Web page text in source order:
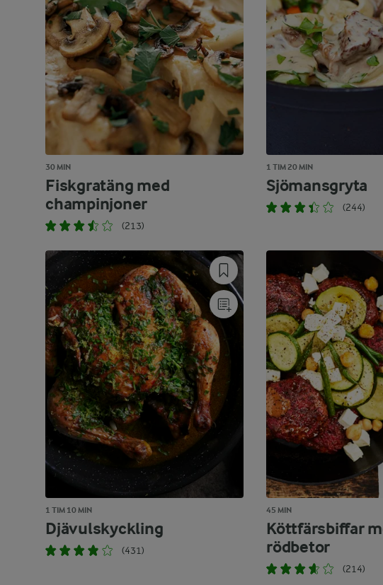
30 MIN
Fiskgratäng med
champinjoner
(213)
1 TIM 20 MIN
Sjömansgryta
(244)
1 TIM 10 MIN
Djävulskyckling
(431)
45 MIN
Köttfärsbiffar
rödbetor
(214)